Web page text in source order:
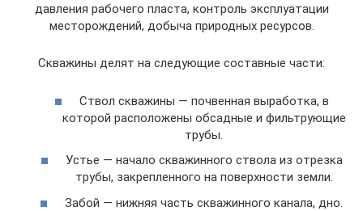
давления рабочего пласта, контроль эксплуатации
месторождений, добыча природных ресурсов.
Скважины делят на следующие составные части:
Ствол скважины — почвенная выработка, в
которой расположены обсадные и фильтрующие
трубы.
Устье — начало скважинного ствола из отрезка
трубы, закрепленного на поверхности земли.
Забой — нижняя часть скважинного канала, дно.